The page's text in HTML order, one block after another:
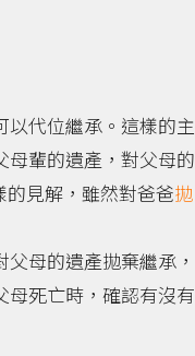
以代位繼承。這樣的主
母輩的遺產，對父母的
的見解，雖然對爸爸拋
母的遺產拋棄繼承，
死亡時，確認有沒有